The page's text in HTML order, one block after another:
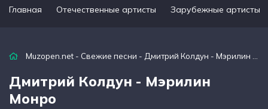
Главная Отечественные артисты Зарубежные артисты
Muzopen.net - Свежие песни - Дмитрий Колдун - Мэрилин Монро
Дмитрий Колдун - Мэрилин
Монро